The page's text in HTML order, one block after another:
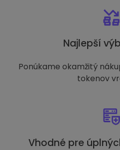
Najlepší
Ponúkame okamžitý
tokenov
Vhodné pre